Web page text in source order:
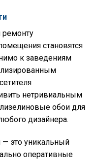
ремонту
становятся
к заведениям
нетривиальным
обои для
дизайнера.
это уникальный
оперативные